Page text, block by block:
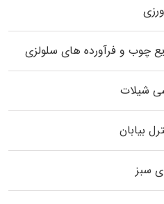
چوب و فرآورده‌ های سلولزی
شیلات
بیابان
سبز